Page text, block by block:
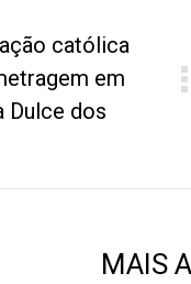
católica
em
Dulce dos
MAIS